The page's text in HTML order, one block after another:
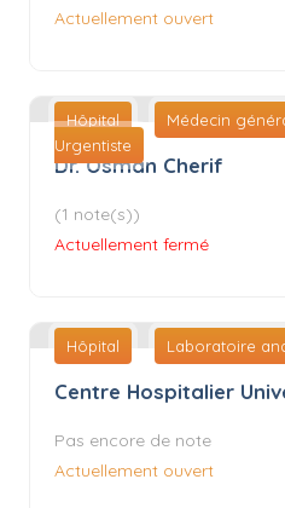
Actuellement ouvert
Hôpital Médecin
Urgentiste
Dr. Osman Cherif
(1 note(s))
Actuellement fermé
Hôpital Laboratoire
Centre Hospitalier
Pas encore de note
Actuellement ouvert